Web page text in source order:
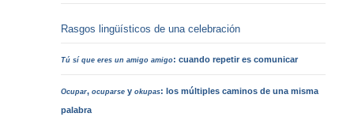
Rasgos lingüísticos de una celebración
Tú sí que eres un amigo amigo: cuando repetir es comunicar
Ocupar,ocuparse yokupas: los múltiples caminos de una misma
palabra